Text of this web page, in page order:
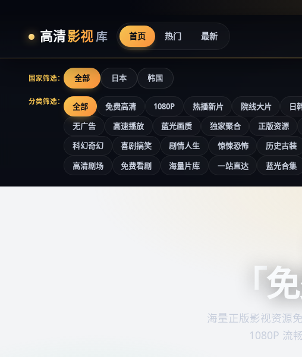
高清影视 库 首页 热门 最新
国家筛选： 全部 日本 韩国
分类筛选： 全部 免费高清 1080P 热播新片 院线大片 日
无广告
高速播放 蓝光画质 独家聚合 正版资源
科幻奇幻
喜剧搞笑 剧情人生 惊悚恐怖 历史古装
高清剧场
免费看剧 海量片库 一站直达 蓝光合集
「
海量正版影视资源
1080P 流